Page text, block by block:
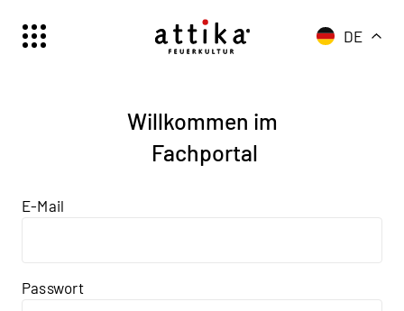
DE
Willkommen im
Fachportal
E-Mail
Passwort